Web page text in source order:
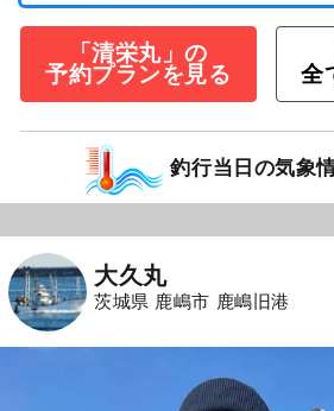
「清栄丸」の
予約プランを見る
全
釣行当日の気象
大久丸
茨城県 鹿嶋市 鹿嶋旧港